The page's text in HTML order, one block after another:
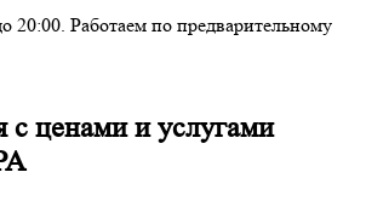
20:00. Работаем по предварительному
с ценами и услугами